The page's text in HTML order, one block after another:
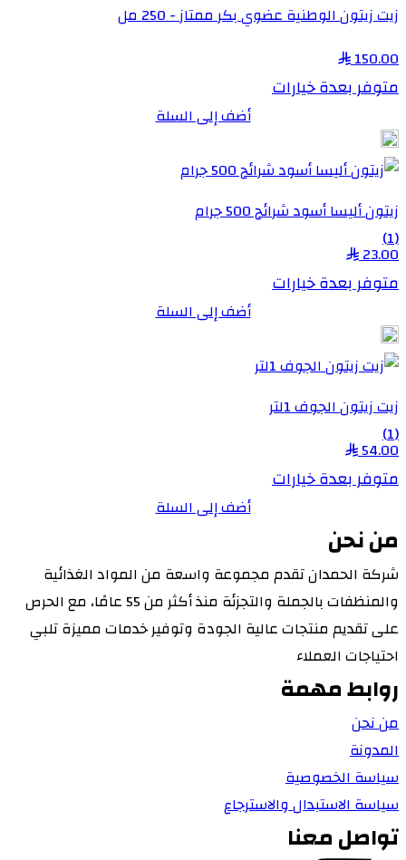
زيت زيتون الوطنية عضوي بكر ممتاز - 250 مل
150.00
متوفر بعدة خيارات
أضف إلى السلة
زيتون أليسا أسود شرائح 500 جرام
(1)
23.00
متوفر بعدة خيارات
أضف إلى السلة
زيت زيتون الجوف 1لتر
(1)
54.00
متوفر بعدة خيارات
أضف إلى السلة
من نحن
شركة الحمدان تقدم مجموعة واسعة من المواد الغذائية
والمنظفات بالجملة والتجزئة منذ أكثر من 55 عامًا، مع الحرص
على تقديم منتجات عالية الجودة وتوفير خدمات مميزة تلبي
احتياجات العملاء
روابط مهمة
من نحن
المدونة
سياسة الخصوصية
سياسة الاستبدال والاسترجاع
تواصل معنا